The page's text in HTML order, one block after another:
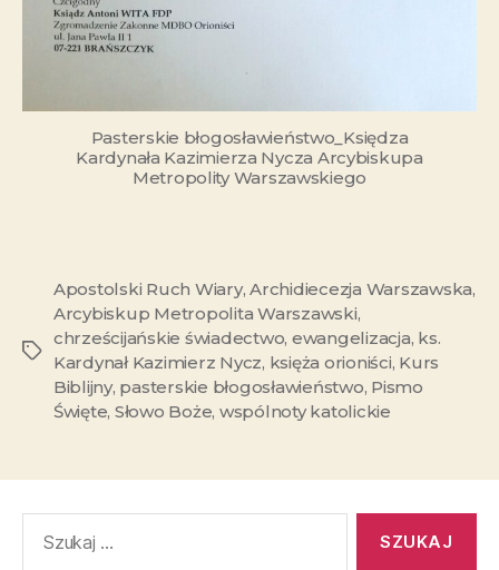
Pasterskie błogosławieństwo_Księdza
Kardynała Kazimierza Nycza Arcybiskupa
Metropolity Warszawskiego
Apostolski Ruch Wiary,Archidiecezja Warszawska,
Arcybiskup Metropolita Warszawski,
chrześcijańskie świadectwo, ewangelizacja, ks.
Kardynał Kazimierz Nycz, księża orioniści, Kurs
Biblijny, pasterskie błogosławieństwo, Pismo
Święte, Słowo Boże, wspólnoty katolickie